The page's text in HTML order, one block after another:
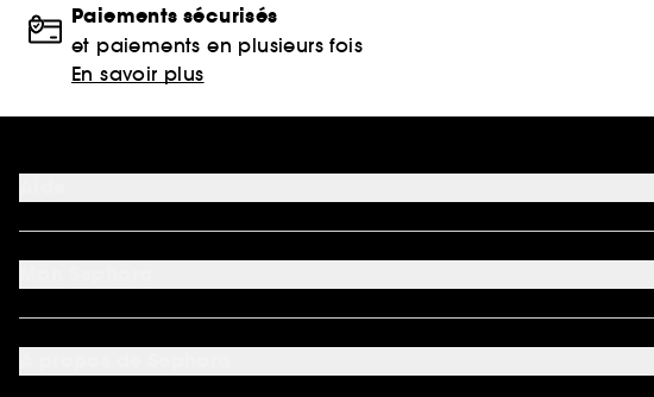
Paiements sécurisés
et paiements en plusieurs fois
En savoir plus
FAQ
Moyens de paiement acceptés
*Conditions de nos offres
*Exclusion des promotions
Mon compte
My Sephora